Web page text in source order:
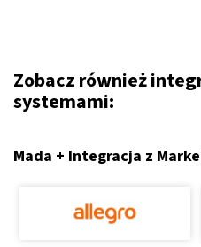
Zobacz również
systemami:
Mada + Integracja z